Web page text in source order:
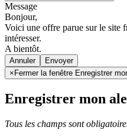
Message
Bonjour,
Voici une offre parue sur le site
intéresser.
A bientôt.
Annuler
× Fermer la fenêtre Enregistrer
Enregistrer mon
Tous les champs sont